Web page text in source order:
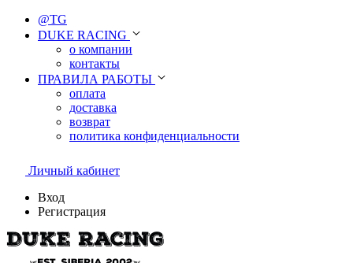
@TG
DUKE RACING
о компании
контакты
ПРАВИЛА РАБОТЫ
оплата
доставка
возврат
политика конфиденциальности
Личный кабинет
Вход
Регистрация